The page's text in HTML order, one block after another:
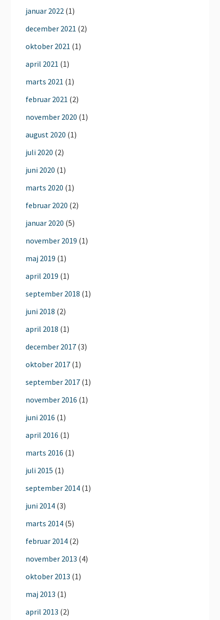
januar 2022 (1)
december 2021 (2)
oktober 2021 (1)
april 2021 (1)
marts 2021 (1)
februar 2021 (2)
november 2020 (1)
august 2020 (1)
juli 2020 (2)
juni 2020 (1)
marts 2020 (1)
februar 2020 (2)
januar 2020 (5)
november 2019 (1)
maj 2019 (1)
april 2019 (1)
september 2018 (1)
juni 2018 (2)
april 2018 (1)
december 2017 (3)
oktober 2017 (1)
september 2017 (1)
november 2016 (1)
juni 2016 (1)
april 2016 (1)
marts 2016 (1)
juli 2015 (1)
september 2014 (1)
juni 2014 (3)
marts 2014 (5)
februar 2014 (2)
november 2013 (4)
oktober 2013 (1)
maj 2013 (1)
april 2013 (2)